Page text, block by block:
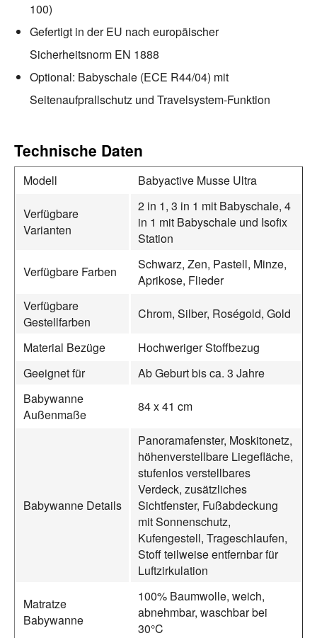
100)
Gefertigt in der EU nach europäischer
Sicherheitsnorm EN 1888
Optional: Babyschale (ECE R44/04) mit
Seitenaufprallschutz und Travelsystem-Funktion
Technische Daten
Modell Babyactive Musse Ultra
Verfügbare
Varianten
2 in 1, 3 in 1 mit Babyschale, 4
in 1 mit Babyschale und Isofix
Station
Verfügbare Farben
Schwarz, Zen, Pastell, Minze,
Aprikose, Flieder
Verfügbare
Gestellfarben
Chrom, Silber, Roségold, Gold
Material Bezüge
Hochweriger Stoffbezug
Geeignet für
Ab Geburt bis ca. 3 Jahre
Babywanne
Außenmaße
84 x 41 cm
Babywanne Details
Panoramafenster, Moskitonetz,
höhenverstellbare Liegefläche,
stufenlos verstellbares
Verdeck, zusätzliches
Sichtfenster, Fußabdeckung
mit Sonnenschutz,
Kufengestell, Trageschlaufen,
Stoff teilweise entfernbar für
Luftzirkulation
Matratze
Babywanne
100% Baumwolle, weich,
abnehmbar, waschbar bei
30°C